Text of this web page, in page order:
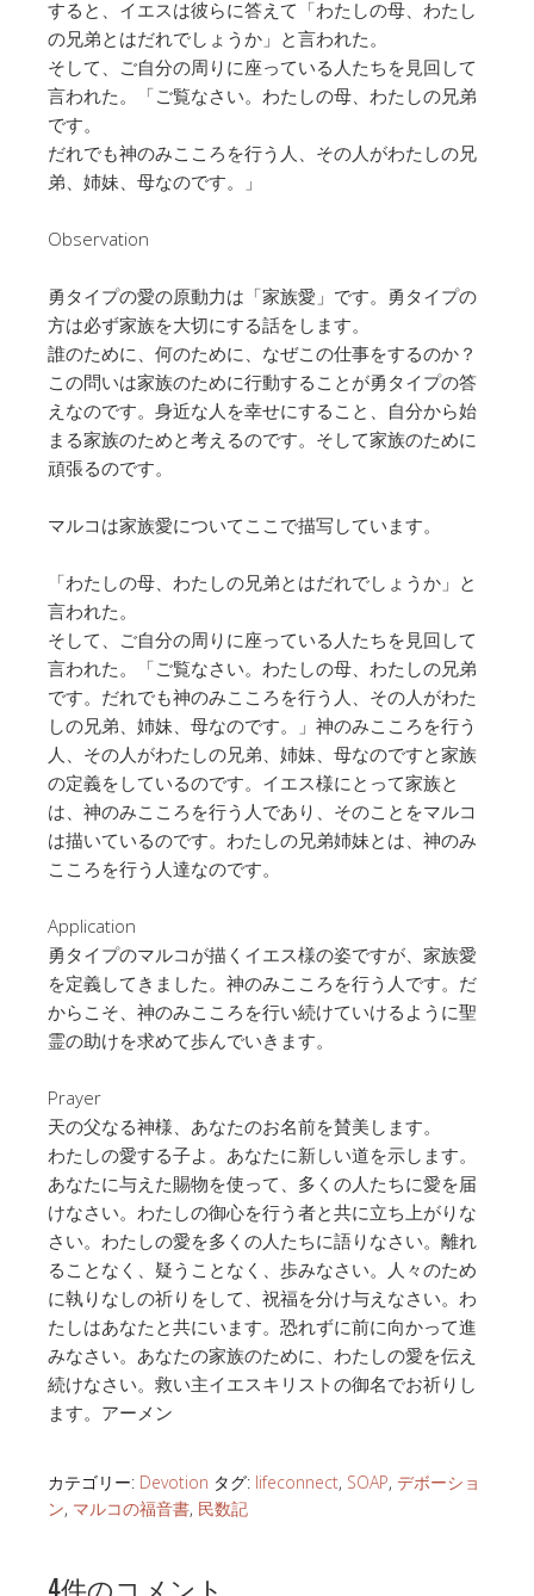
すると、イエスは彼らに答えて「わたしの母、わたし
の兄弟とはだれでしょうか」と言われた。
そして、ご自分の周りに座っている人たちを見回して
言われた。「ご覧なさい。わたしの母、わたしの兄弟
です。
だれでも神のみこころを行う人、その人がわたしの兄
弟、姉妹、母なのです。」
Observation
勇タイプの愛の原動力は「家族愛」です。勇タイプの
方は必ず家族を大切にする話をします。
誰のために、何のために、なぜこの仕事をするのか？
この問いは家族のために行動することが勇タイプの答
えなのです。身近な人を幸せにすること、自分から始
まる家族のためと考えるのです。そして家族のために
頑張るのです。
マルコは家族愛についてここで描写しています。
「わたしの母、わたしの兄弟とはだれでしょうか」と
言われた。
そして、ご自分の周りに座っている人たちを見回して
言われた。「ご覧なさい。わたしの母、わたしの兄弟
です。だれでも神のみこころを行う人、その人がわた
しの兄弟、姉妹、母なのです。」神のみこころを行う
人、その人がわたしの兄弟、姉妹、母なのですと家族
の定義をしているのです。イエス様にとって家族と
は、神のみこころを行う人であり、そのことをマルコ
は描いているのです。わたしの兄弟姉妹とは、神のみ
こころを行う人達なのです。
Application
勇タイプのマルコが描くイエス様の姿ですが、家族愛
を定義してきました。神のみこころを行う人です。だ
からこそ、神のみこころを行い続けていけるように聖
霊の助けを求めて歩んでいきます。
Prayer
天の父なる神様、あなたのお名前を賛美します。
わたしの愛する子よ。あなたに新しい道を示します。
あなたに与えた賜物を使って、多くの人たちに愛を届
けなさい。わたしの御心を行う者と共に立ち上がりな
さい。わたしの愛を多くの人たちに語りなさい。離れ
ることなく、疑うことなく、歩みなさい。人々のため
に執りなしの祈りをして、祝福を分け与えなさい。わ
たしはあなたと共にいます。恐れずに前に向かって進
みなさい。あなたの家族のために、わたしの愛を伝え
続けなさい。救い主イエスキリストの御名でお祈りし
ます。アーメン
カテゴリー: Devotion タグ: lifeconnect, SOAP, デボーショ
ン, マルコの福音書, 民数記
4件のコメント